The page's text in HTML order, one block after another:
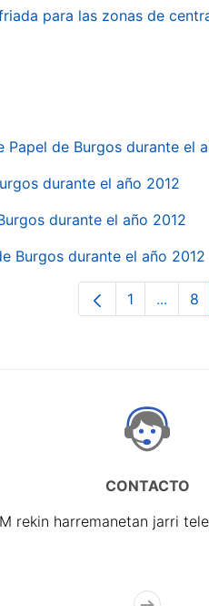
para las zonas de
de Burgos durante el
durante el año 2012
durante el año 2012
Burgos durante el año 2012
Orrialdea
1 ... 8
CONTACTO
rekin harremanetan jarri